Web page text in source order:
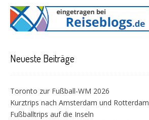
Neueste Beiträge
Toronto zur Fußball-WM 2026
Kurztrips nach Amsterdam und Rotterdam
Fußballtrips auf die Inseln